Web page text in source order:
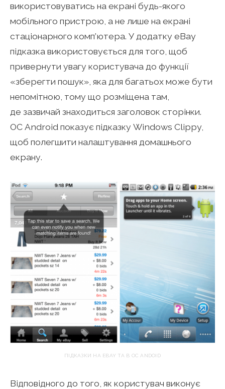
використовуватись на екрані будь-якого
мобільного пристрою, а не лише на екрані
стаціонарного комп’ютера. У додатку eBay
підказка використовується для того, щоб
привернути увагу користувача до функції
«зберегти пошук», яка для багатьох може бути
непомітною, тому що розміщена там,
де зазвичай знаходиться заголовок сторінки.
ОС Android показує підказку Windows Clippy,
щоб полегшити налаштування домашнього
екрану.
ПІДКАЗКИ НА EBAY ТА В ОС ANDOID
Відповідного до того, як користувач виконує